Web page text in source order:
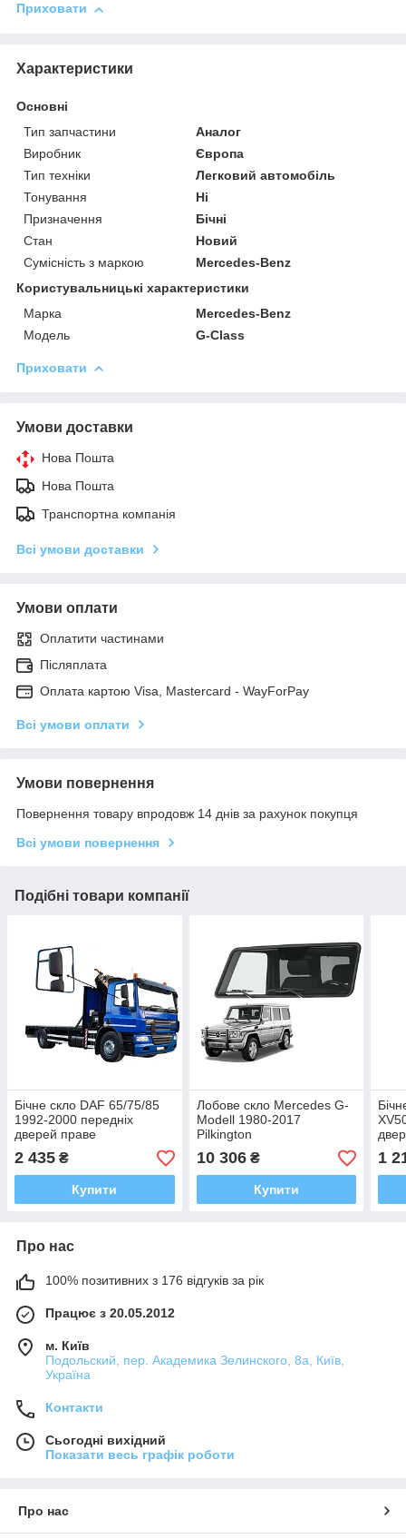
Приховати
Характеристики
Основні
Тип запчастини
Аналог
Виробник
Європа
Тип техніки
Легковий автомобіль
Тонування
Ні
Призначення
Бічні
Стан
Новий
Сумісність з маркою
Mercedes-Benz
Користувальницькі характеристики
Марка
Mercedes-Benz
Модель
G-Class
Приховати
Умови доставки
Нова Пошта
Нова Пошта
Транспортна компанія
Всі умови доставки
Умови оплати
Оплатити частинами
Післяплата
Оплата картою Visa, Mastercard - WayForPay
Всі умови оплати
Умови повернення
Повернення товару впродовж 14 днів за рахунок покупця
Всі умови повернення
Подібні товари компанії
Бічне скло DAF 65/75/85
1992-2000 передніх
дверей праве
2 435 ₴
Купити
Лобове скло Mercedes G-
Modell 1980-2017
Pilkington
10 306₴
Купити
1
Про нас
100% позитивних з 176 відгуків за рік
Працює з 20.05.2012
м. Київ
Подольский, пер. Академика Зелинского, 8а, Київ,
Україна
Контакти
Сьогодні вихідний
Показати весь графік роботи
Про нас